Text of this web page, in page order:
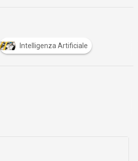
Intelligenza Artificiale